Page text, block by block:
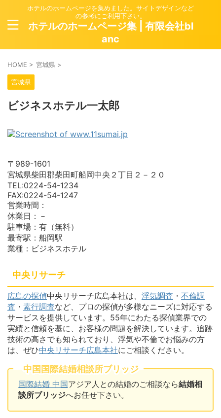
ホテルのホームページを集めました。サイトデザインなど
の参考にご利用下さい。
ホテルのホームページ集 | 有限会社bl
anc
HOME > 宮城県 >
宮城県
ビジネスホテル一太郎
〒989-1601
宮城県柴田郡柴田町船岡中央２丁目２－２０
TEL:0224-54-1234
FAX:0224-54-1247
営業時間：
休業日：－
駐車場：有（無料）
最寄駅：船岡駅
業種：ビジネスホテル
中央リサーチ
広島の探偵中央リサーチ広島本社は、 浮気調査 ・ 不倫調
査 ・ 素行調査など、プロの探偵が多様なニーズに対応する
サービスを提供しています。55年にわたる探偵業界での
実績と信頼を基に、お客様の問題を解決しています。追跡
技術の高さでも知られており、浮気や不倫でお悩みの方
は、ぜひ中央リサーチ広島本社にご相談ください。
中国国際結婚相談所ブリッジ
国際結婚 中国アジア人との結婚のご相談なら結婚相
談所ブリッジへお任せ下さい。